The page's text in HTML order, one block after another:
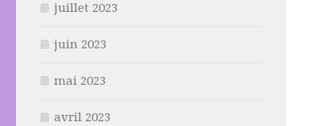
juillet 2023
juin 2023
mai 2023
avril 2023